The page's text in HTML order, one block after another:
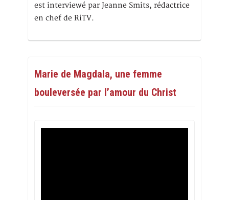
est interviewé par Jeanne Smits, rédactrice
en chef de RiTV.
Marie de Magdala, une femme
bouleversée par l’amour du Christ